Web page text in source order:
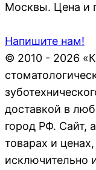
Москвы. Цена и
Напишите нам!
© 2010 - 2026
доставкой в
город РФ. Сайт,
товарах и
исключительно